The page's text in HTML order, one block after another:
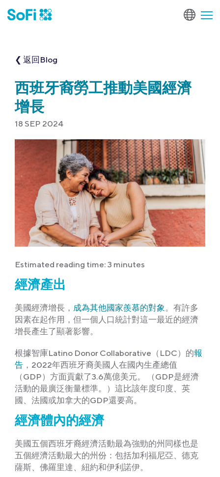
❮ 返回Blog
西班牙裔勞工推動美國經濟
增長
18 SEP 2024
Estimated reading time: 3 minutes
經濟產出
美國經濟增長， 成為其他國家羨慕的對象。有許多
因素在起作用，但一個人口統計對這一最近的經濟
增長產生了顯著影響。
根據智庫Latino Donor Collaborative（LDC）的報
告 ，2022年西班牙裔美國人在國內生產總值
（GDP）方面貢獻了3.6萬億美元。 （GDP是經濟
活動的最廣泛衡量標準。）這比該年度印度、英
國、法國或加拿大的GDP還要高。
經濟體內的經濟
美國五個西班牙裔經濟活動最為強勁的州同樣也是
五個經濟活動最大的州份：包括加利福尼亞、德克
薩斯、佛羅里達、紐約和伊利諾伊。